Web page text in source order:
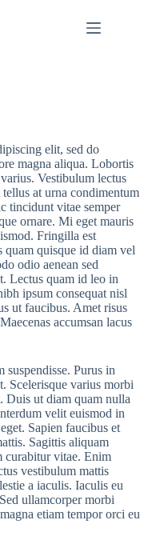
elit, sed do
magna aliqua. Lobortis
Vestibulum lectus
at urna condimentum
tincidunt vitae semper
ornare. Mi eget mauris
Fringilla est
quisque id diam vel
odio aenean sed
Lectus quam id leo in
ipsum consequat nisl
ut faucibus. Amet risus
accumsan lacus
suspendisse. Purus in
Scelerisque varius morbi
Duis ut diam quam nulla
velit euismod in
Sapien faucibus et
Sagittis aliquam
curabitur vitae. Enim
vestibulum mattis
a iaculis. Iaculis eu
ullamcorper morbi
etiam tempor orci eu